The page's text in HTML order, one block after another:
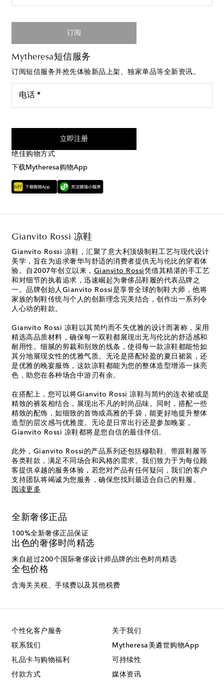
订阅
Mytheresa短信服务
订阅短信服务并抢先体验新品上架、独家单品等全新资讯。
电话 *
立即注册
绝佳购物方式
下载Mytheresa购物App
Gianvito Rossi 凉鞋
Gianvito Rossi 凉鞋，汇聚了意大利顶级制鞋工艺与现代设计
美学，旨在为追求奢华与舒适的消费者提供无与伦比的穿着体
验。自2007年创立以来， Gianvito Rossi凭借其精湛的手工艺
和对细节的执着追求，迅速崛起为奢侈品鞋履的代表品牌之
一。品牌创始人Gianvito Rossi是享誉全球的制鞋大师，他将
家族的制鞋传统与个人的创新理念完美结合，创作出一系列令
人心动的鞋款。
Gianvito Rossi 凉鞋以其简约而不失优雅的设计而著称，采用
精选高品质材料，确保每一双鞋都展现出无与伦比的舒适感和
耐用性。细腻的剪裁和别致的线条，使得每一款凉鞋都能恰如
其分地展现女性的优雅气质。无论是搭配轻盈的夏日裙装，还
是优雅的晚宴服饰，这款凉鞋都能为您的整体造型增添一抹亮
色，助您在各种场合中游刃有余。
在搭配上，您可以将Gianvito Rossi 凉鞋与简约的连衣裙或是
精致的裤装相结合，展现出不凡的时尚品味。同时，搭配一些
精致的配饰，如细致的首饰或高雅的手袋，能更好地提升整体
造型的层次感与优雅度。无论是日常出行还是参加晚宴，
Gianvito Rossi 凉鞋都将是您自信的最佳伴侣。
此外，Gianvito Rossi的产品系列还包括穆勒鞋、带跟鞋履等
各类鞋款，满足不同场合和风格的需求。我们致力于为每位顾
客提供卓越的服务体验，若您对产品有任何疑问，我们的客户
支持团队将竭诚为您服务，确保您找到最适合自己的鞋履。
阅读更多
全新奢侈正品
100%全新奢侈正品保证
出色的奢侈时尚精选
来自超过200个国际奢侈设计师品牌的出色时尚精选
全包价格
含海关关税、手续费以及其他税费
个性化客户服务
联系我们
礼品卡与购物福利
付款方式
关于我们
Mytheresa美遴世购物App
可持续性
媒体资讯